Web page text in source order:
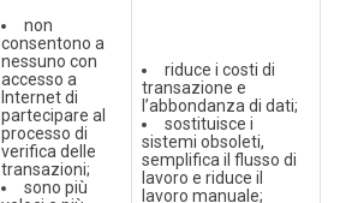
non
consentono a
nessuno con
accesso a
Internet di
partecipare al
processo di
verifica delle
transazioni;
sono più
riduce i costi di
transazione e
l’abbondanza di dati;
sostituisce i
sistemi obsoleti,
semplifica il flusso di
lavoro e riduce il
lavoro manuale;